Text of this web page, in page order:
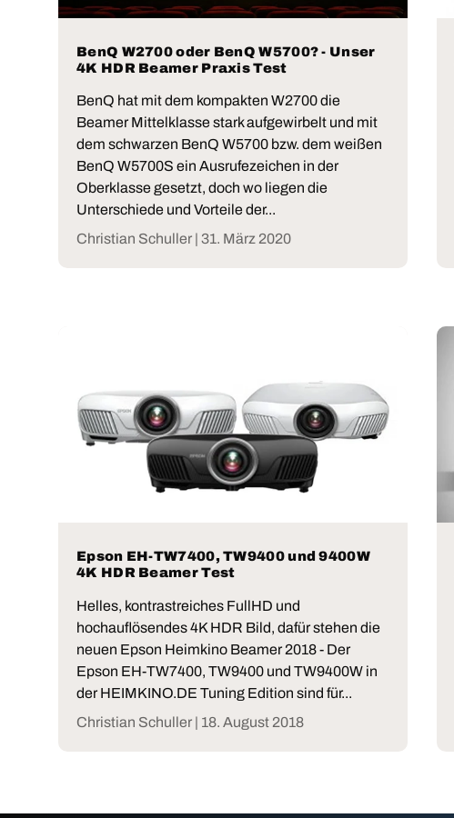
BenQ W2700 oder BenQ W5700? - Unser
4K HDR Beamer Praxis Test
BenQ hat mit dem kompakten W2700 die
Beamer Mittelklasse stark aufgewirbelt und mit
dem schwarzen BenQ W5700 bzw. dem weißen
BenQ W5700S ein Ausrufezeichen in der
Oberklasse gesetzt, doch wo liegen die
Unterschiede und Vorteile der...
Christian Schuller | 31. März 2020
Epson EH-TW7400, TW9400 und 9400W
4K HDR Beamer Test
Helles, kontrastreiches FullHD und
hochauflösendes 4K HDR Bild, dafür stehen die
neuen Epson Heimkino Beamer 2018 - Der
Epson EH-TW7400, TW9400 und TW9400W in
der HEIMKINO.DE Tuning Edition sind für...
Christian Schuller | 18. August 2018